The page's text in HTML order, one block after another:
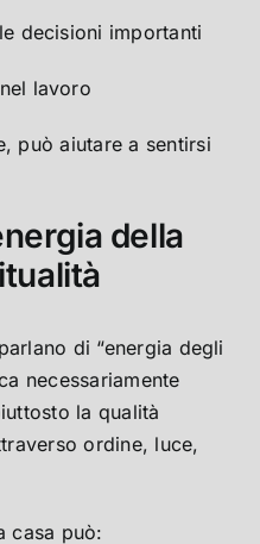
decisioni importanti
lavoro
può aiutare a sentirsi
della
di “energia degli
necessariamente
la qualità
ordine, luce,
casa può: